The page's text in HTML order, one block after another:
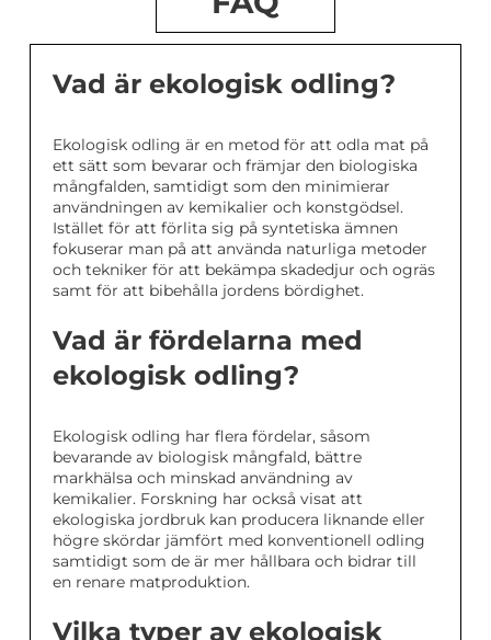
Vad är ekologisk odling?
Ekologisk odling är en metod för att odla mat på
ett sätt som bevarar och främjar den biologiska
mångfalden, samtidigt som den minimierar
användningen av kemikalier och konstgödsel.
Istället för att förlita sig på syntetiska ämnen
fokuserar man på att använda naturliga metoder
och tekniker för att bekämpa skadedjur och ogräs
samt för att bibehålla jordens bördighet.
Vad är fördelarna med
ekologisk odling?
Ekologisk odling har flera fördelar, såsom
bevarande av biologisk mångfald, bättre
markhälsa och minskad användning av
kemikalier. Forskning har också visat att
ekologiska jordbruk kan producera liknande eller
högre skördar jämfört med konventionell odling
samtidigt som de är mer hållbara och bidrar till
en renare matproduktion.
Vilka typer av ekologisk